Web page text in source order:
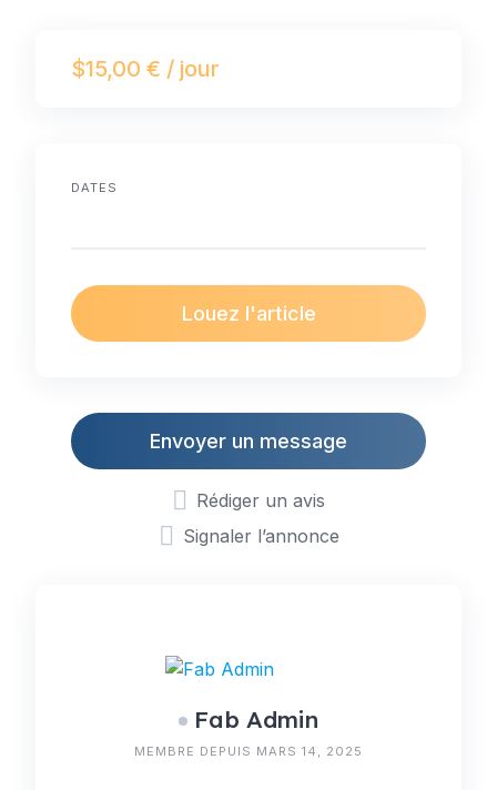
$15,00 € / jour
DATES
Louez l'article
Envoyer un message
Rédiger un avis
Signaler l’annonce
Fab Admin
MEMBRE DEPUIS MARS 14, 2025